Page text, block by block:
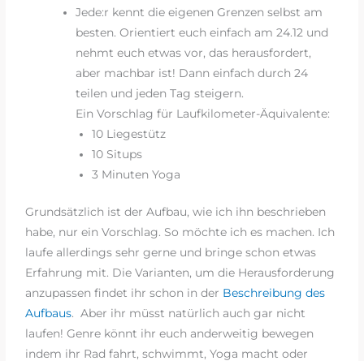
Jede:r kennt die eigenen Grenzen selbst am
besten. Orientiert euch einfach am 24.12 und
nehmt euch etwas vor, das herausfordert,
aber machbar ist! Dann einfach durch 24
teilen und jeden Tag steigern.
Ein Vorschlag für Laufkilometer-Äquivalente:
10 Liegestütz
10 Situps
3 Minuten Yoga
Grundsätzlich ist der Aufbau, wie ich ihn beschrieben
habe, nur ein Vorschlag. So möchte ich es machen. Ich
laufe allerdings sehr gerne und bringe schon etwas
Erfahrung mit. Die Varianten, um die Herausforderung
anzupassen findet ihr schon in der Beschreibung des
Aufbaus. Aber ihr müsst natürlich auch gar nicht
laufen! Genre könnt ihr euch anderweitig bewegen
indem ihr Rad fahrt, schwimmt, Yoga macht oder